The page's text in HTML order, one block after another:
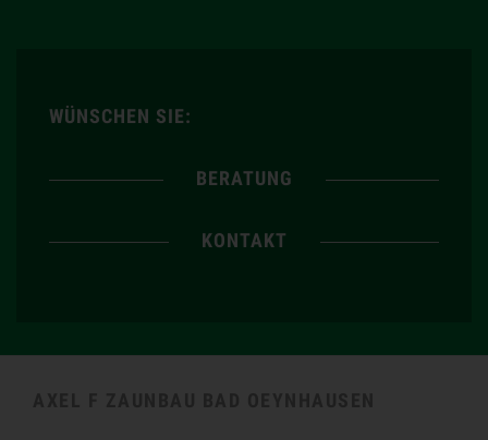
WÜNSCHEN SIE:
BERATUNG
KONTAKT